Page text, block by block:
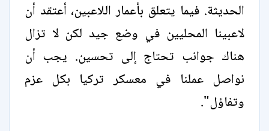
الحديثة. فيما يتعلق بأعمار اللاعبين، أعتقد أن
لاعبينا المحليين في وضع جيد لكن لا تزال
هناك جوانب تحتاج إلى تحسين. يجب أن
نواصل عملنا في معسكر تركيا بكل عزم
وتفاؤل".